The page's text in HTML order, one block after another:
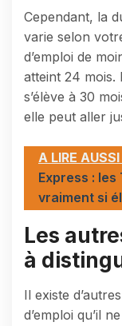
Cependant, la
varie selon
d’emploi de
atteint 24 mois.
s’élève à 30
elle peut aller
A LIRE AUSSI
Express : les
vraiment si
Les
à
Il existe
d’emploi qu’il